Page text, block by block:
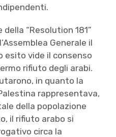
“Resolution 181”
Generale il
esito vide il consenso
rifiuto degli arabi.
in quanto la
rappresentava,
della popolazione
il rifiuto arabo si
circa la